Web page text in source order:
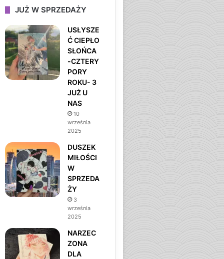
e
b
o
o
t
a
g
r
a
m
o
k
JUŻ W SPRZEDAŻY
USŁYSZE
Ć CIEPŁO
SŁOŃCA
-CZTERY
PORY
ROKU- 3
JUŻ U
NAS
10
września
2025
DUSZEK
MIŁOŚCI
W
SPRZEDA
ŻY
3
września
2025
NARZEC
ZONA
DLA